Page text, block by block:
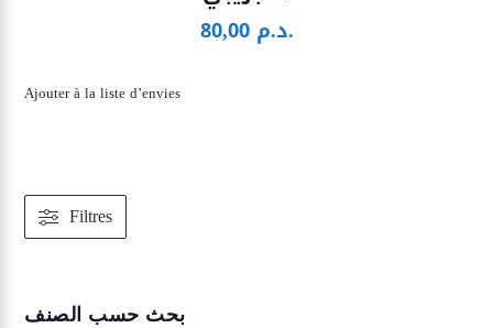
80,00 د.م.
Ajouter à la liste d’envies
Filtres
بحث حسب الصنف